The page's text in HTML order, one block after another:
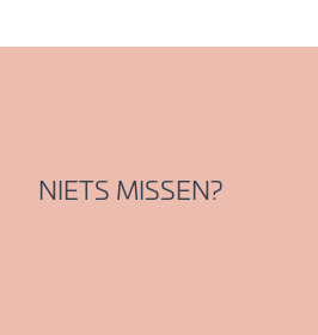
NIETS MISSEN?